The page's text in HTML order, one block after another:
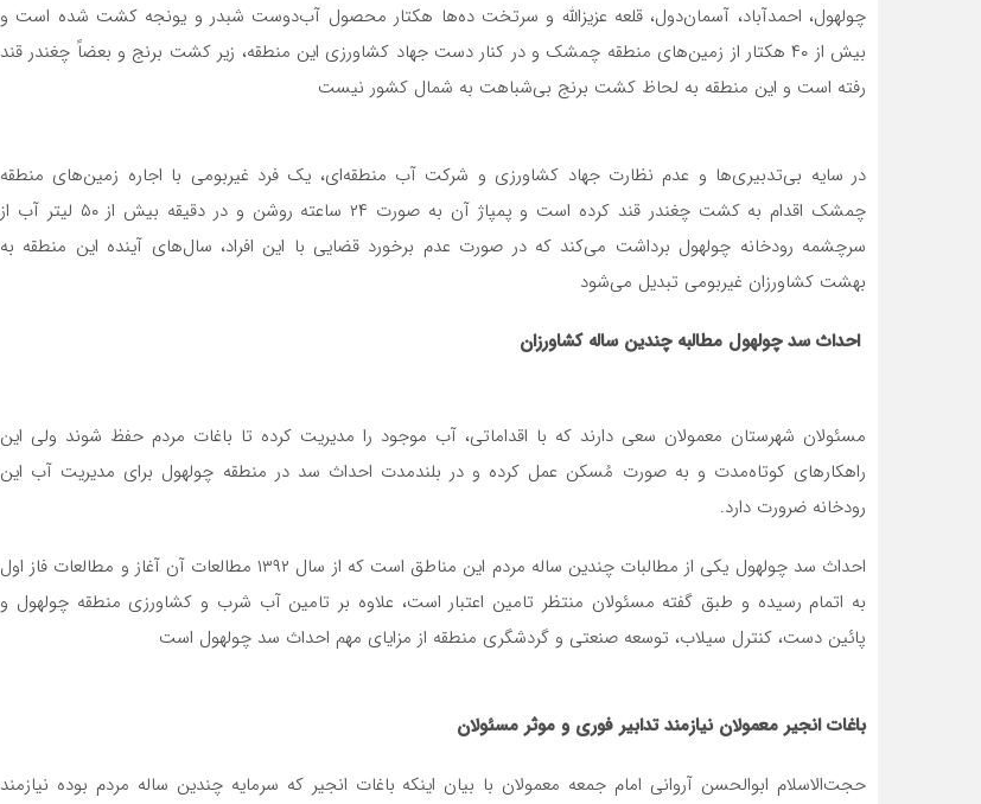
چولهول، احمدآباد، آسمان‌دول، قلعه عزیزالله و سرتخت ده‌ها هکتار محصول آب‌دوست شبدر و یونجه کشت شده است و
بیش از ۴۰ هکتار از زمین‌های منطقه چمشک و در کنار دست جهاد کشاورزی این منطقه، زیر کشت برنج و بعضاً چغندر قند
رفته است و این منطقه به لحاظ کشت برنج بی‌شباهت به شمال کشور نیست
در سایه بی‌تدبیری‌ها و عدم نظارت جهاد کشاورزی‌ و شرکت آب منطقه‌ای، یک فرد غیربومی با اجاره زمین‌های منطقه
چمشک اقدام به کشت چغندر قند کرده است و پمپاژ آن به صورت ۲۴ ساعته روشن و در دقیقه بیش از ۵۰ لیتر آب از
سرچشمه رودخانه چولهول برداشت می‌کند که در صورت عدم برخورد قضایی با این افراد، سال‌های آینده این منطقه به
بهشت کشاورزان غیربومی تبدیل می‌شود
احداث سد چولهول مطالبه‌ چندین ساله کشاورزان
مسئولان شهرستان معمولان سعی دارند که با اقداماتی، آب موجود را مدیریت کرده تا باغات مردم حفظ شوند ولی این
راهکارهای کوتاه‌مدت و به صورت مُسکن عمل کرده و در بلندمدت احداث سد در منطقه چولهول برای مدیریت آب این
رودخانه ضرورت دارد.
احداث سد چولهول یکی از مطالبات چندین ساله مردم این مناطق است که از سال ۱۳۹۲ مطالعات آن آغاز و مطالعات فاز اول
به اتمام رسیده و طبق گفته مسئولان منتظر تامین اعتبار است، علاوه بر تامین آب شرب و کشاورزی منطقه چولهول و
پائین دست، کنترل سیلاب، توسعه صنعتی و گردشگری منطقه از مزایای مهم احداث سد چولهول است
باغات انجیر معمولان نیازمند تدابیر فوری و موثر مسئولان
حجت‌الاسلام ابوالحسن آروانی امام جمعه معمولان با بیان اینکه باغات انجیر که سرمایه چندین ساله مردم بوده نیازمند